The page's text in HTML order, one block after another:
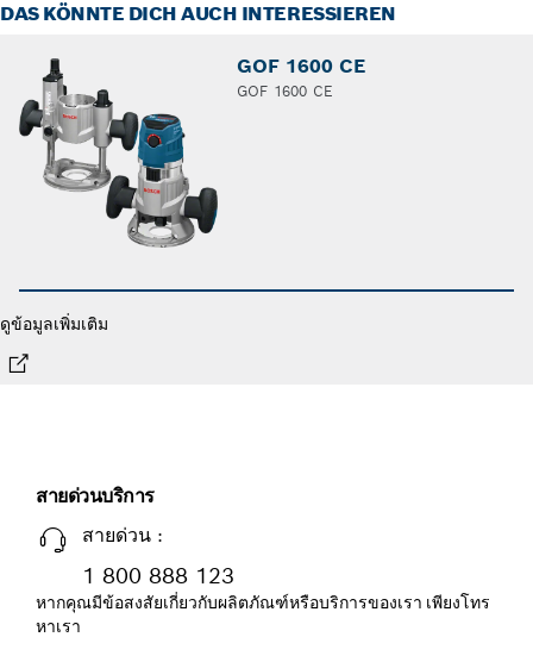
DAS KÖNNTE DICH AUCH INTERESSIEREN
GOF 1600 CE
GOF 1600 CE
ดูข้อมูลเพิ่มเติม
สายด่วนบริการ
สายด่วน :
1 800 888 123
หากคุณมีข้อสงสัยเกี่ยวกับผลิตภัณฑ์หรือบริการของเรา เพียงโทร
หาเรา